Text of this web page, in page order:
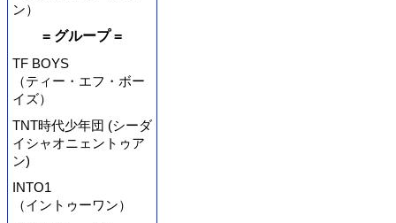
ン）
= グループ =
TF BOYS
（ティー・エフ・ボー
イズ）
TNT時代少年団 (シーダ
イシャオニェントゥア
ン)
INTO1
（イントゥーワン）